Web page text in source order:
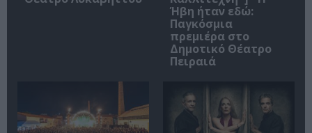
Ήβη ήταν εδώ:
Παγκόσμια
πρεμιέρα στο
Δημοτικό Θέατρο
Πειραιά